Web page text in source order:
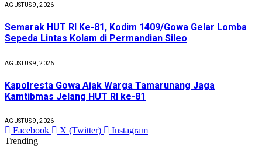
AGUSTUS 9, 2026
Semarak HUT RI Ke-81, Kodim 1409/Gowa Gelar Lomba
Sepeda Lintas Kolam di Permandian Sileo
AGUSTUS 9, 2026
Kapolresta Gowa Ajak Warga Tamarunang Jaga
Kamtibmas Jelang HUT RI ke-81
AGUSTUS 9, 2026
Facebook X (Twitter)
Instagram
Trending